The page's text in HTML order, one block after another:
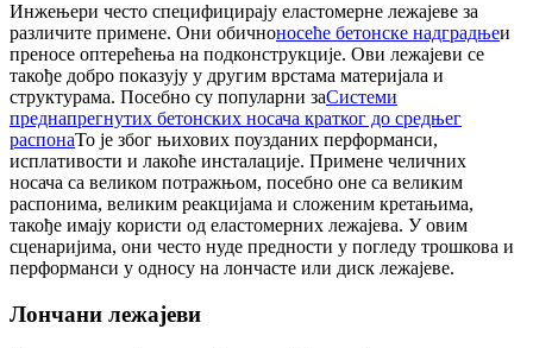
Инжењери често специфицирају еластомерне лежајеве за
различите примене. Они обичноносеће бетонске надградњеи
преносе оптерећења на подконструкције. Ови лежајеви се
такође добро показују у другим врстама материјала и
структурама. Посебно су популарни заСистеми
преднапрегнутих бетонских носача кратког до средњег
распонаТо је због њихових поузданих перформанси,
исплативости и лакоће инсталације. Примене челичних
носача са великом потражњом, посебно оне са великим
распонима, великим реакцијама и сложеним кретањима,
такође имају користи од еластомерних лежајева. У овим
сценаријима, они често нуде предности у погледу трошкова и
перформанси у односу на лончасте или диск лежајеве.
Лончани лежајеви